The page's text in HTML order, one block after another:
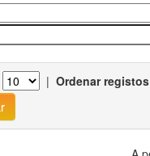
| Ordenar